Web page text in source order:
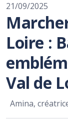
21/09/2025
Loire :
Val de
Amina,